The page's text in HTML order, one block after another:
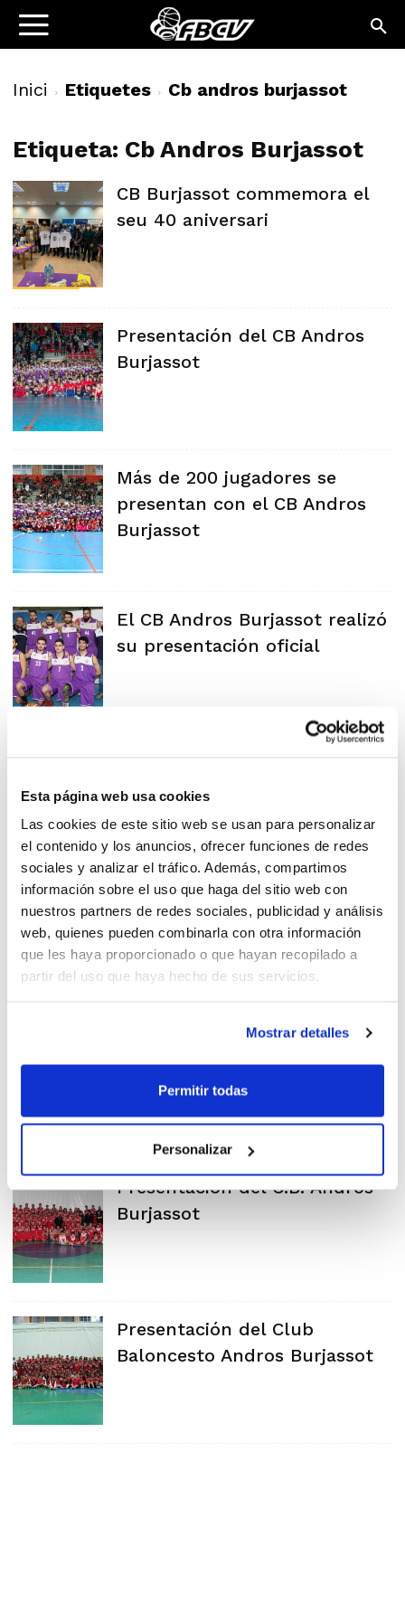
Esta página web usa cookies
Las cookies de este sitio web se usan para personalizar
el contenido y los anuncios, ofrecer funciones de redes
sociales y analizar el tráfico. Además, compartimos
información sobre el uso que haga del sitio web con
nuestros partners de redes sociales, publicidad y análisis
web, quienes pueden combinarla con otra información
que les haya proporcionado o que hayan recopilado a
partir del uso que haya hecho de sus servicios.
Mostrar detalles
Permitir todas
Personalizar
Inici Etiquetes Cb andros burjassot
Etiqueta: Cb Andros Burjassot
CB Burjassot commemora el
seu 40 aniversari
Presentación del CB Andros
Burjassot
Más de 200 jugadores se
presentan con el CB Andros
Burjassot
El CB Andros Burjassot realizó
su presentación oficial
presentó a sus equipos
Acuerdo de colaboración del
CB Andros Burjassot
Presentado el Club Andros
Burjassot
Presentación del C.B. Andros
Burjassot
Presentación del Club
Baloncesto Andros Burjassot